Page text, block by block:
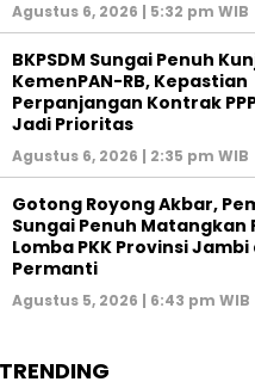
Agustus 6, 2026 | 5:32 pm WIB
BKPSDM Sungai Penuh
KemenPAN-RB, Kepastian
Perpanjangan Kontrak
Jadi Prioritas
Agustus 6, 2026 | 2:35 pm WIB
Gotong Royong Akbar,
Sungai Penuh Matangkan
Lomba PKK Provinsi Jambi
Permanti
Agustus 5, 2026 | 6:43 pm WIB
TRENDING